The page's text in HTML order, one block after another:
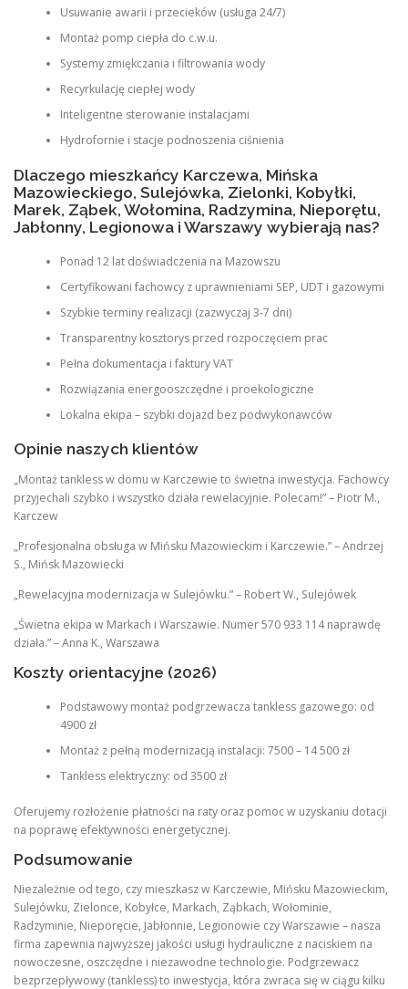
Usuwanie awarii i przecieków (usługa 24/7)
Montaż pomp ciepła do c.w.u.
Systemy zmiękczania i filtrowania wody
Recyrkulację ciepłej wody
Inteligentne sterowanie instalacjami
Hydrofornie i stacje podnoszenia ciśnienia
Dlaczego mieszkańcy Karczewa, Mińska
Mazowieckiego, Sulejówka, Zielonki, Kobyłki,
Marek, Ząbek, Wołomina, Radzymina, Nieporętu,
Jabłonny, Legionowa i Warszawy wybierają nas?
Ponad 12 lat doświadczenia na Mazowszu
Certyfikowani fachowcy z uprawnieniami SEP, UDT i gazowymi
Szybkie terminy realizacji (zazwyczaj 3-7 dni)
Transparentny kosztorys przed rozpoczęciem prac
Pełna dokumentacja i faktury VAT
Rozwiązania energooszczędne i proekologiczne
Lokalna ekipa – szybki dojazd bez podwykonawców
Opinie naszych klientów
„Montaż tankless w domu w Karczewie to świetna inwestycja. Fachowcy
przyjechali szybko i wszystko działa rewelacyjnie. Polecam!” – Piotr M.,
Karczew
„Profesjonalna obsługa w Mińsku Mazowieckim i Karczewie.” – Andrzej
S., Mińsk Mazowiecki
„Rewelacyjna modernizacja w Sulejówku.” – Robert W., Sulejówek
„Świetna ekipa w Markach i Warszawie. Numer 570 933 114 naprawdę
działa.” – Anna K., Warszawa
Koszty orientacyjne (2026)
Podstawowy montaż podgrzewacza tankless gazowego: od
4900 zł
Montaż z pełną modernizacją instalacji: 7500 – 14 500 zł
Tankless elektryczny: od 3500 zł
Oferujemy rozłożenie płatności na raty oraz pomoc w uzyskaniu dotacji
na poprawę efektywności energetycznej.
Podsumowanie
Niezależnie od tego, czy mieszkasz w Karczewie, Mińsku Mazowieckim,
Sulejówku, Zielonce, Kobyłce, Markach, Ząbkach, Wołominie,
Radzyminie, Nieporęcie, Jabłonnie, Legionowie czy Warszawie – nasza
firma zapewnia najwyższej jakości usługi hydrauliczne z naciskiem na
nowoczesne, oszczędne i niezawodne technologie. Podgrzewacz
bezprzepływowy (tankless) to inwestycja, która zwraca się w ciągu kilku